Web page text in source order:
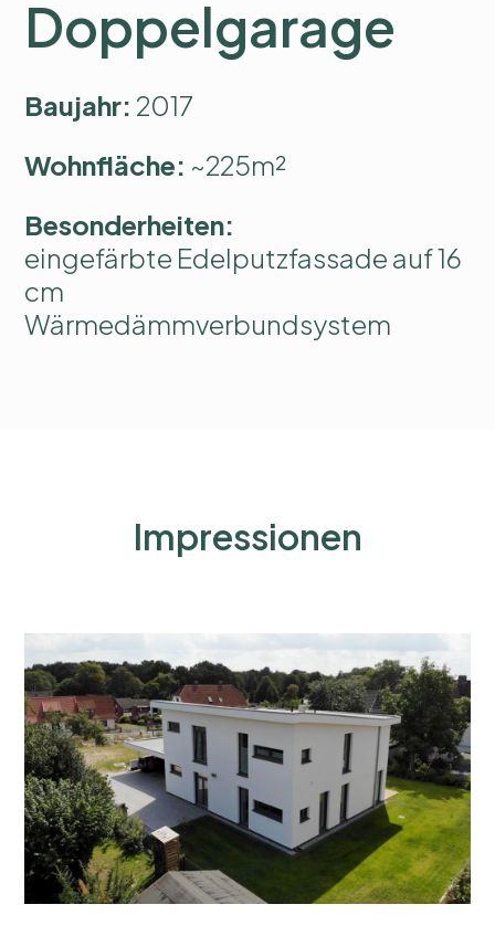
Doppelgarage
Baujahr: 2017
Wohnfläche: ~225m²
Besonderheiten:
eingefärbte Edelputzfassade auf 16
cm
Wärmedämmverbundsystem
Impressionen